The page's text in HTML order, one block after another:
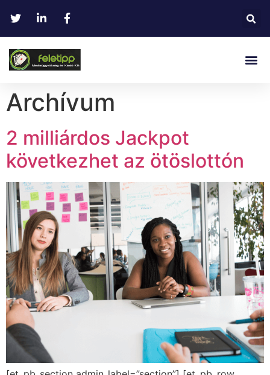
Archívum
2 milliárdos Jackpot
következhet az ötöslottón